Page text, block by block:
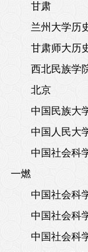
甘肃
兰州大学历
甘肃师大历
西北民族学
北京
中国民族大
中国人民大
中国社会科
一燃
中国社会科
中国社会科
中国社会科